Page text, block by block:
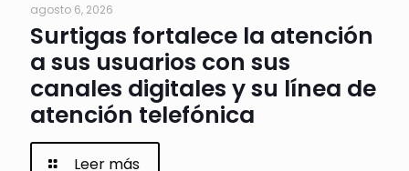
agosto 6, 2026
Surtigas fortalece la atención
a sus usuarios con sus
canales digitales y su línea de
atención telefónica
Leer más